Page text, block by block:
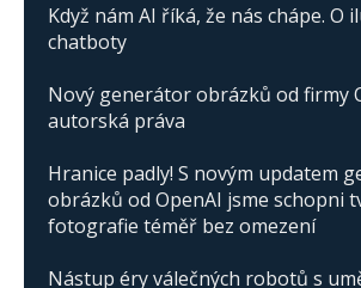
Když nám AI říká, že nás chápe. O
chatboty
Nový generátor obrázků od firmy
autorská práva
Hranice padly! S novým updatem
obrázků od OpenAI jsme schopni
fotografie téměř bez omezení
Nástup éry válečných robotů s